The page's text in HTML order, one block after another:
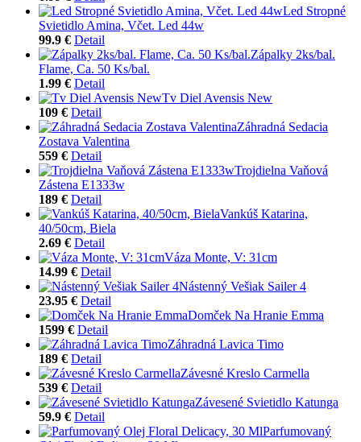
Led Stropné
Svietidlo Amina, Včet. Led 44w
99.9 € Detail
Zápalky 2ks/bal.
Flame, Ca. 50 Ks/bal.
1.99 € Detail
Tv Diel Avensis New
109 € Detail
Záhradná Sedacia
Zostava Valentina
559 € Detail
Trojdielna Vaňová
Zástena E1333w
189 € Detail
Vankúš Katarina,
40/50cm, Biela
2.69 € Detail
Váza Monte, V: 31cm
14.99 € Detail
Nástenný Vešiak Sailer 4
23.95 € Detail
Domček Na Hranie Emma
1599 € Detail
Záhradná Lavica Timo
189 € Detail
Závesné Kreslo Carmella
539 € Detail
Závesené Svietidlo Katunga
59.9 € Detail
Parfumovaný